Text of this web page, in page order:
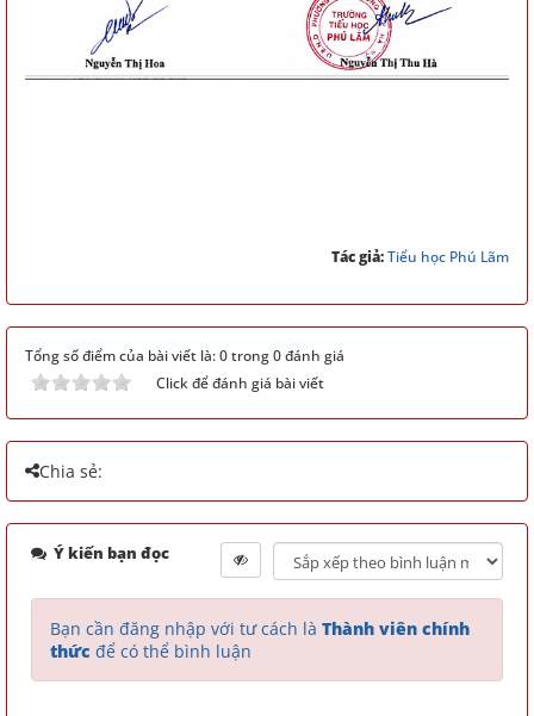
Tác giả:Tiểu học Phú Lãm
Tổng số điểm của bài viết là: 0 trong 0 đánh giá
Click để đánh giá bài viết
Chia sẻ:
Ý kiến bạn đọc
Bạn cần đăng nhập với tư cách là Thành viên chính
thức để có thể bình luận